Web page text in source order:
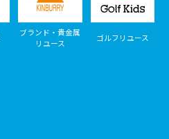
ブランド・貴金属
リユース
ゴルフリユース